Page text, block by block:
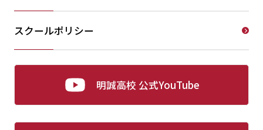
スクールポリシー
明誠高校 公式YouTube